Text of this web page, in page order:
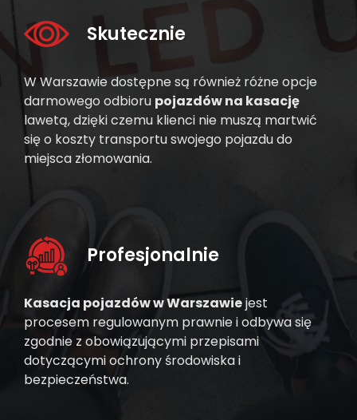
Skutecznie
W Warszawie dostępne są również różne opcje
darmowego odbioru pojazdów na kasację
lawetą, dzięki czemu klienci nie muszą martwić
się o koszty transportu swojego pojazdu do
miejsca złomowania.
Profesjonalnie
Kasacja pojazdów w Warszawiejest
procesem regulowanym prawnie i odbywa się
zgodnie z obowiązującymi przepisami
dotyczącymi ochrony środowiska i
bezpieczeństwa.